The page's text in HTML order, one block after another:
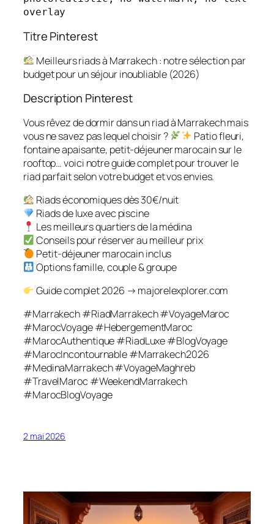
overlay
Titre Pinterest
Meilleurs riads à Marrakech : notre sélection par
budget pour un séjour inoubliable (2026)
Description Pinterest
Vous rêvez de dormir dans un riad à Marrakech mais
vous ne savez pas lequel choisir ?
Patio fleuri,
fontaine apaisante, petit-déjeuner marocain sur le
rooftop… voici notre guide complet pour trouver le
riad parfait selon votre budget et vos envies.
Riads économiques dès 30€/nuit
Riads de luxe avec piscine
Les meilleurs quartiers de la médina
Conseils pour réserver au meilleur prix
Petit-déjeuner marocain inclus
Options famille, couple & groupe
Guide complet 2026 → majorelexplorer.com
#Marrakech #RiadMarrakech #VoyageMaroc
#MarocVoyage #HebergementMaroc
#MarocAuthentique #RiadLuxe #BlogVoyage
#MarocIncontournable #Marrakech2026
#MedinaMarrakech #VoyageMaghreb
#TravelMaroc #WeekendMarrakech
#MarocBlogVoyage
2 mai 2026